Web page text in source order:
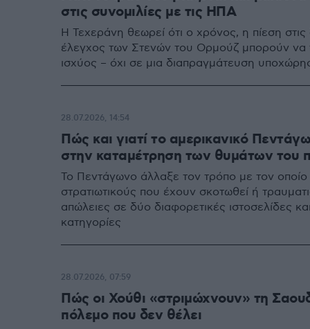
στις συνομιλίες με τις ΗΠΑ
Η Τεχεράνη θεωρεί ότι ο χρόνος, η πίεση στις
έλεγχος των Στενών του Ορμούζ μπορούν
ισχύος – όχι σε μια διαπραγμάτευση
Πώς και γιατί το αμερικανικό
στην καταμέτρηση των θυμάτων του
Το Πεντάγωνο άλλαξε τον τρόπο με τον
στρατιωτικούς που έχουν σκοτωθεί ή
απώλειες σε δύο διαφορετικές ιστοσελίδες
κατηγορίες
28.07.2026, 14:54
Πώς οι Χούθι «στριμώχνουν» τη
πόλεμο που δεν θέλει
28.07.2026, 07:59